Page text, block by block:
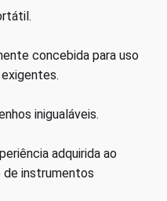
concebida para uso
inigualáveis.
adquirida ao
de instrumentos